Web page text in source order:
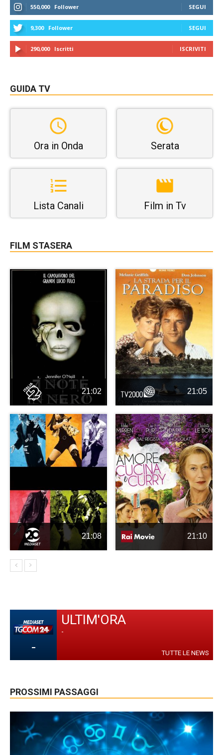
550,000 Follower SEGUI
9,300 Follower SEGUI
290,000 Iscritti ISCRIVITI
GUIDA TV
Ora in Onda Serata
Lista Canali Film in Tv
FILM STASERA
21:02 21:05
21:08 21:10
-
ULTIM'ORA
-
TUTTE LE NEWS
PROSSIMI PASSAGGI